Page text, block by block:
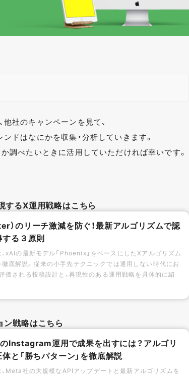
社のキャンペーンを見て、
ドはなにかを収集・分析していきます。
調べたいときに活用していただければ幸いです。
するX運用戦略はこちら
）のリーチ激減を防ぐ！最新アルゴリズムで認
る３原則
xAIの最新モデル「Phoenix」をベースにしたXアルゴリズム
底解説。従来の小手先テクニックでは通用しない時代にお
価される投稿設計と、再現性のある運用戦略を具体的に紹
戦略はこちら
Instagram運用で成果を出すには？アルゴリ
と「勝ちパターン」を徹底解説
Meta社の大規模なAPIアップデートと最新アルゴリズムを